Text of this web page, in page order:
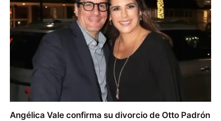
Angélica Vale confirma su divorcio de Otto Padrón